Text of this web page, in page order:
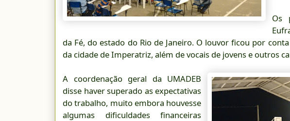
Os
da Fé, do estado do Rio de Janeiro. O louvor ficou por
da cidade de Imperatriz, além de vocais de jovens e outros
A coordenação geral da UMADEB
disse haver superado as expectativas
do trabalho, muito embora houvesse
algumas dificuldades financeiras